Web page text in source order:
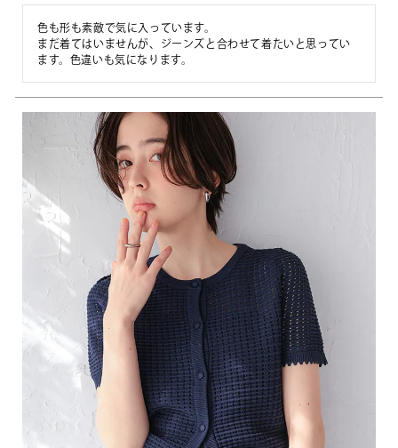
色も形も素敵で気に入っています。
まだ着てはいませんが、ジーンズと合わせて着たいと思ってい
ます。色違いも気になります。